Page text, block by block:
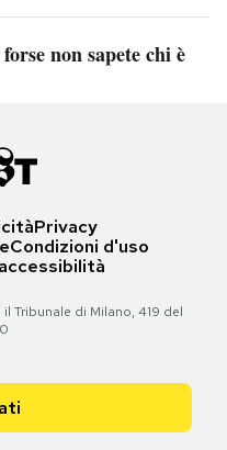
non sapete chi è
Privacy
Condizioni d'uso
Tribunale di Milano, 419 del